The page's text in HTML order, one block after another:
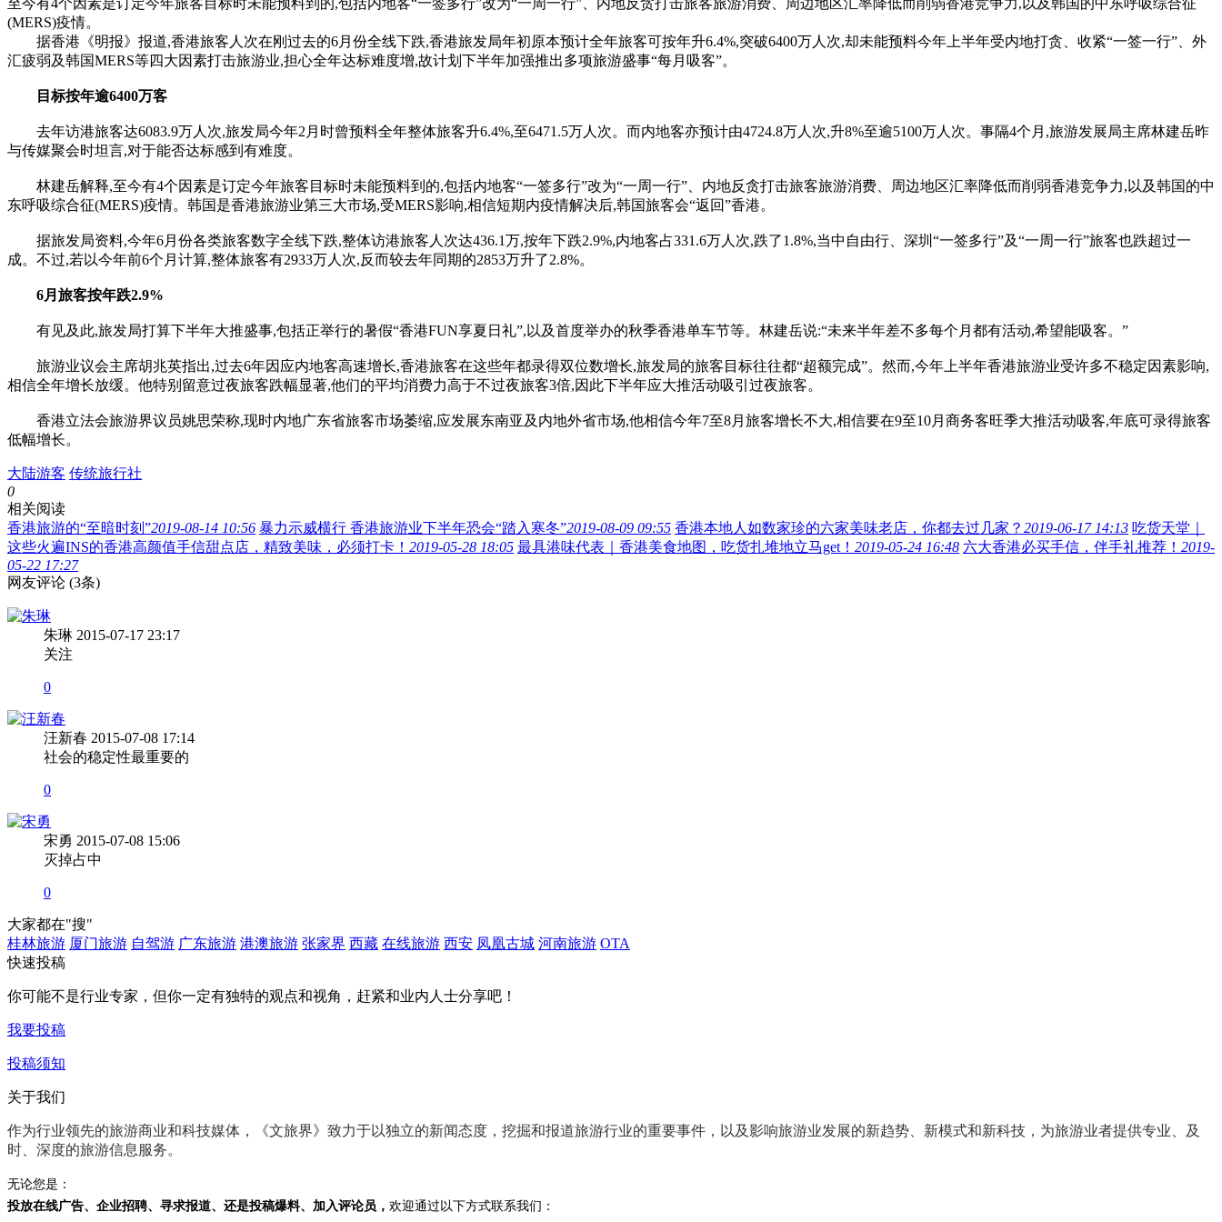
(MERS)疫情。
据香港《明报》报道,香港旅客人次在刚过去的6月份全线下跌,香港旅发局年初原本预计全年旅客可按年升6.4%,突破6400万人次,却未能预料今年上半年受内地打贪、收紧“一签一行”、外
汇疲弱及韩国MERS等四大因素打击旅游业,担心全年达标难度增,故计划下半年加强推出多项旅游盛事“每月吸客”。
目标按年逾6400万客
去年访港旅客达6083.9万人次,旅发局今年2月时曾预料全年整体旅客升6.4%,至6471.5万人次。而内地客亦预计由4724.8万人次,升8%至逾5100万人次。事隔4个月,旅游发展局主席林建岳昨
与传媒聚会时坦言,对于能否达标感到有难度。
林建岳解释,至今有4个因素是订定今年旅客目标时未能预料到的,包括内地客“一签多行”改为“一周一行”、内地反贪打击旅客旅游消费、周边地区汇率降低而削弱香港竞争力,以及韩国的中
东呼吸综合征(MERS)疫情。韩国是香港旅游业第三大市场,受MERS影响,相信短期内疫情解决后,韩国旅客会“返回”香港。
据旅发局资料,今年6月份各类旅客数字全线下跌,整体访港旅客人次达436.1万,按年下跌2.9%,内地客占331.6万人次,跌了1.8%,当中自由行、深圳“一签多行”及“一周一行”旅客也跌超过一
成。不过,若以今年前6个月计算,整体旅客有2933万人次,反而较去年同期的2853万升了2.8%。
6月旅客按年跌2.9%
有见及此,旅发局打算下半年大推盛事,包括正举行的暑假“香港FUN享夏日礼”,以及首度举办的秋季香港单车节等。林建岳说:“未来半年差不多每个月都有活动,希望能吸客。”
旅游业议会主席胡兆英指出,过去6年因应内地客高速增长,香港旅客在这些年都录得双位数增长,旅发局的旅客目标往往都“超额完成”。然而,今年上半年香港旅游业受许多不稳定因素影响,
相信全年增长放缓。他特别留意过夜旅客跌幅显著,他们的平均消费力高于不过夜旅客3倍,因此下半年应大推活动吸引过夜旅客。
香港立法会旅游界议员姚思荣称,现时内地广东省旅客市场萎缩,应发展东南亚及内地外省市场,他相信今年7至8月旅客增长不大,相信要在9至10月商务客旺季大推活动吸客,年底可录得旅客
低幅增长。
大陆游客 传统旅行社
0
相关阅读
香港旅游的“至暗时刻”2019-08-14 10:56 暴力示威横行 香港旅游业下半年恐会“踏入寒冬”2019-08-09 09:55 香港本地人如数家珍的六家美味老店，你都去过几家？ 2019-06-17 14:13 吃货天堂｜
这些火遍INS的香港高颜值手信甜点店，精致美味，必须打卡！ 2019-05-28 18:05 最具港味代表｜香港美食地图，吃货扎堆地立马get！ 2019-05-24 16:48 六大香港必买手信，伴手礼推荐！ 2019-
05-22 17:27
网友评论 (3条)
朱琳 2015-07-17 23:17
关注
0
汪新春 2015-07-08 17:14
社会的稳定性最重要的
0
宋勇 2015-07-08 15:06
灭掉占中
0
大家都在"搜"
桂林旅游 厦门旅游 自驾游 广东旅游 港澳旅游 张家界 西藏 在线旅游 西安 凤凰古城 河南旅游 OTA
快速投稿
你可能不是行业专家，但你一定有独特的观点和视角 ，赶紧和业内人士分享吧！
我要投稿
投稿须知
关于我们
作为行业领先的旅游商业和科技媒体，《文旅界》致力于以独立的新闻态度 ，挖掘和报道旅游行业的重要事件 ，以及影响旅游业发展的新趋势 新模式和新科技 ，为旅游业者提供专业、及
时、深度的旅游信息服务。
无论您是：
投放在线广告、企业招聘、寻求报道、还是投稿爆料、加入评论员， 欢迎通过以下方式联系我们：